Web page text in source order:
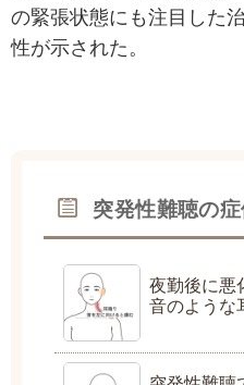
の緊張状態にも注目した
性が示された。
突発性難聴の
夜勤後に悪
音のような